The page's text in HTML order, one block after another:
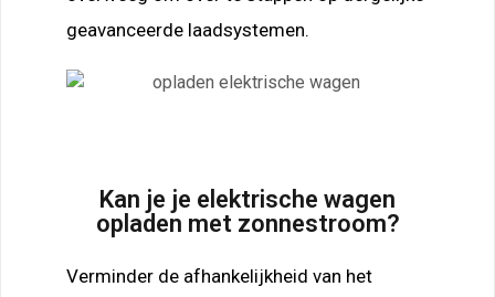
geavanceerde laadsystemen.
Kan je je elektrische wagen
opladen met zonnestroom?
Verminder de afhankelijkheid van het